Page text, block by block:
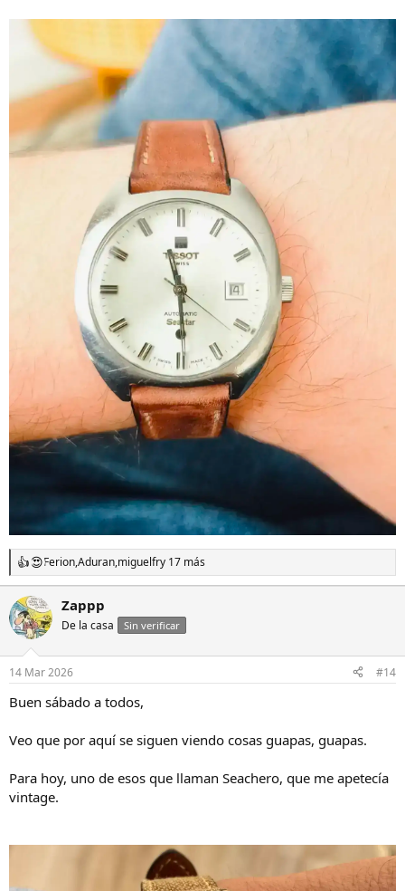
R
e
a
c
c
o
n
e
s
Ferion,Aduran,miguelfry 17 más
Zappp
De la casa Sin verificar
14 Mar 2026 #14
Buen sábado a todos,
Veo que por aquí se siguen viendo cosas guapas, guapas.
Para hoy, uno de esos que llaman Seachero, que me apetecía
vintage.